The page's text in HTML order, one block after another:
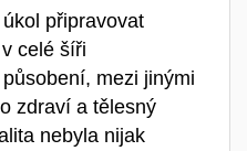
připravovat
celé šíři
mezi jinými
zdraví a tělesný
nebyla nijak